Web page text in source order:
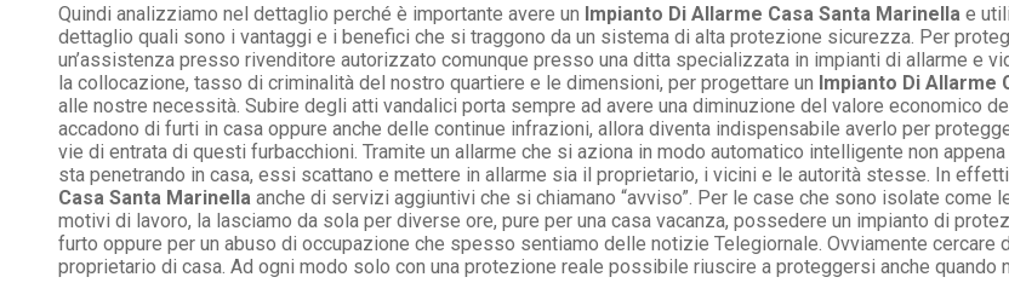
Quindi analizziamo nel dettaglio perché è importante avere un Impianto Di Allarme Casa Santa Marinella e
dettaglio quali sono i vantaggi e i benefici che si traggono da un sistema di alta protezione sicurezza. Per
un’assistenza presso rivenditore autorizzato comunque presso una ditta specializzata in impianti di allarme e
la collocazione, tasso di criminalità del nostro quartiere e le dimensioni, per progettare un Impianto Di Allarme
alle nostre necessità. Subire degli atti vandalici porta sempre ad avere una diminuzione del valore economico
accadono di furti in casa oppure anche delle continue infrazioni, allora diventa indispensabile averlo per
vie di entrata di questi furbacchioni. Tramite un allarme che si aziona in modo automatico intelligente non
sta penetrando in casa, essi scattano e mettere in allarme sia il proprietario, i vicini e le autorità stesse. In
Casa Santa Marinella anche di servizi aggiuntivi che si chiamano “avviso”. Per le case che sono isolate come
motivi di lavoro, la lasciamo da sola per diverse ore, pure per una casa vacanza, possedere un impianto di
furto oppure per un abuso di occupazione che spesso sentiamo delle notizie Telegiornale. Ovviamente cercare
proprietario di casa. Ad ogni modo solo con una protezione reale possibile riuscire a proteggersi anche quando